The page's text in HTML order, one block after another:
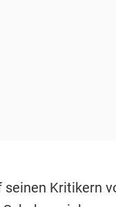
seinen Kritikern